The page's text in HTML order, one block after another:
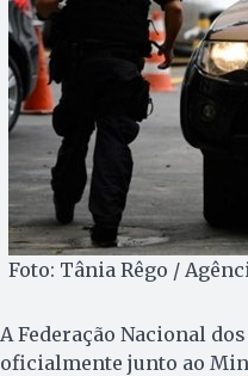
Foto: Tânia Rêgo /
A Federação Nacional
oficialmente junto ao